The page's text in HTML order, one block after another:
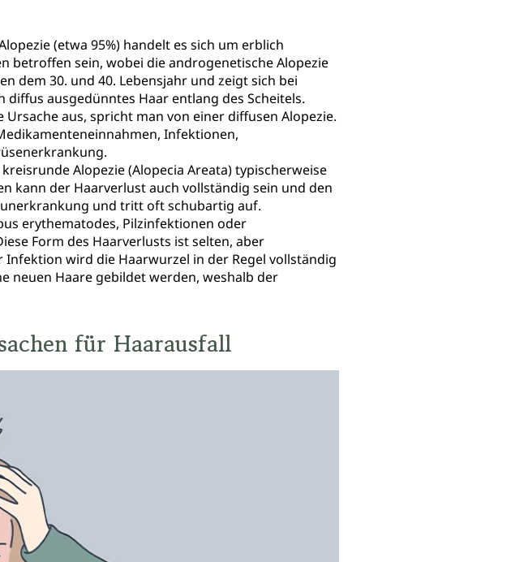
(etwa 95%) handelt es sich um erblich
betroffen sein, wobei die androgenetische Alopezie
dem 30. und 40. Lebensjahr und zeigt sich bei
diffus ausgedünntes Haar entlang des Scheitels.
aus, spricht man von einer diffusen Alopezie.
Infektionen,
Alopezie (Alopecia Areata) typischerweise
kann der Haarverlust auch vollständig sein und den
und tritt oft schubartig auf.
erythematodes, Pilzinfektionen oder
Form des Haarverlusts ist selten, aber
wird die Haarwurzel in der Regel vollständig
neuen Haare gebildet werden, weshalb der
für Haarausfall